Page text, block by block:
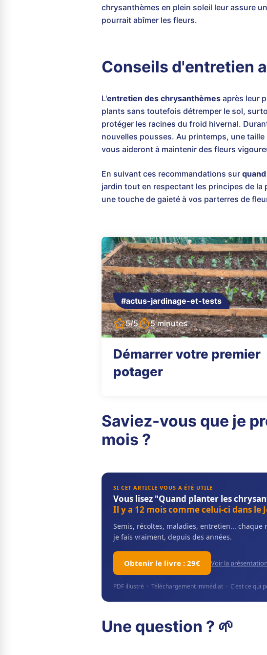
chrysanthèmes en plein soleil leur assure
pourrait abîmer les fleurs.
Conseils d'entretien
L'entretien des chrysanthèmes après leur
plants sans toutefois détremper le sol,
protéger les racines du froid hivernal.
nouvelles pousses. Au printemps, une
vous aideront à maintenir des fleurs
En suivant ces recommandations sur
jardin tout en respectant les principes de
une touche de gaieté à vos parterres de
#actus-jardinage-et-tests
5/5 5 minutes
Démarrer votre premier
potager
Saviez-vous que je
mois ?
SI CET ARTICLE VOUS A ÉTÉ UTILE
Vous lisez "Quand planter les
Il y a 12 mois comme celui-ci dans le
Semis, récoltes, maladies, entretien...
je fais vraiment, depuis des années.
Obtenir le livre : 29€ Voir la
PDF illustré · Téléchargement immédiat · C'est ce qui
Une question ? 🌱